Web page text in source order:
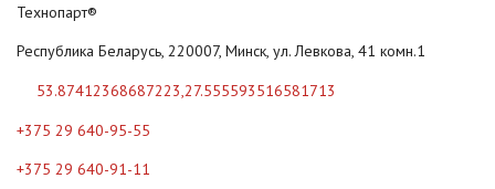
Технопарт®
Республика Беларусь, 220007, Минск, ул. Левкова, 41 комн.1
53.87412368687223,27.555593516581713
+375 29 640-95-55
+375 29 640-91-11